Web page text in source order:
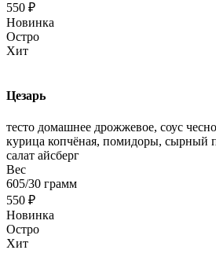
550 ₽
Новинка
Остро
Хит
Цезарь
тесто домашнее дрожжевое, соус
курица копчёная, помидоры, сырный
салат айсберг
Вес
605/30 грамм
550 ₽
Новинка
Остро
Хит